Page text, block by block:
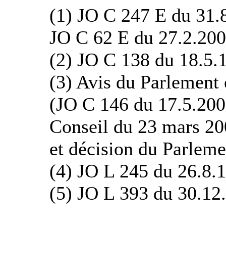
(1) JO C 247 E du
JO C 62 E du
(2) JO C 138 du
(3) Avis du Parlement
(JO C 146 du
Conseil du 23 mars
et décision du
(4) JO L 245 du
(5) JO L 393 du